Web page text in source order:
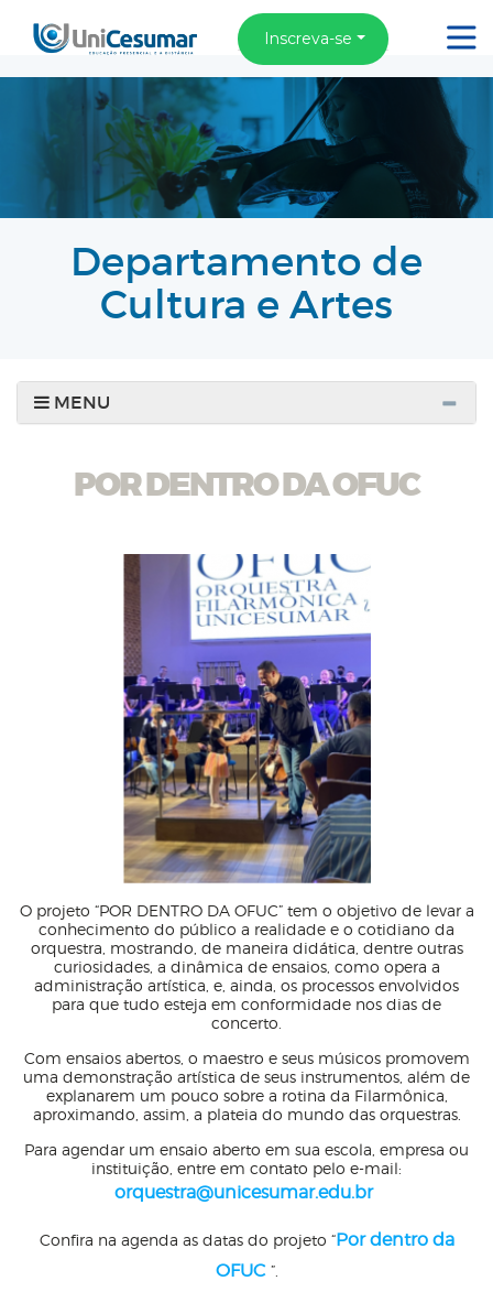
Inscreva-se
Departamento de
Cultura e Artes
MENU
POR DENTRO DA OFUC
O projeto “POR DENTRO DA OFUC” tem o objetivo de levar a
conhecimento do público a realidade e o cotidiano da
orquestra, mostrando, de maneira didática, dentre outras
curiosidades, a dinâmica de ensaios, como opera a
administração artística, e, ainda, os processos envolvidos
para que tudo esteja em conformidade nos dias de
concerto.
Com ensaios abertos, o maestro e seus músicos promovem
uma demonstração artística de seus instrumentos, além de
explanarem um pouco sobre a rotina da Filarmônica,
aproximando, assim, a plateia do mundo das orquestras.
Para agendar um ensaio aberto em sua escola, empresa ou
instituição, entre em contato pelo e-mail:
orquestra@unicesumar.edu.br
Confira na agenda as datas do projeto “Por dentro da
OFUC ”.